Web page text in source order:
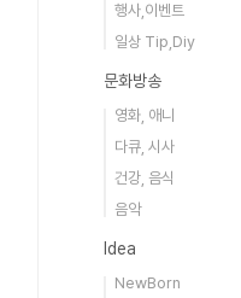
행사,이벤트
일상 Tip,Diy
문화방송
영화, 애니
다큐, 시사
건강, 음식
음악
Idea
NewBorn